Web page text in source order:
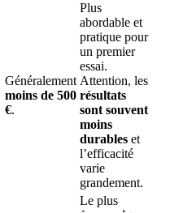
Généralement
moins de 500
€.
Plus
abordable et
pratique pour
un premier
essai.
Attention, les
résultats
sont souvent
moins
durables et
l’efficacité
varie
grandement.
Le plus